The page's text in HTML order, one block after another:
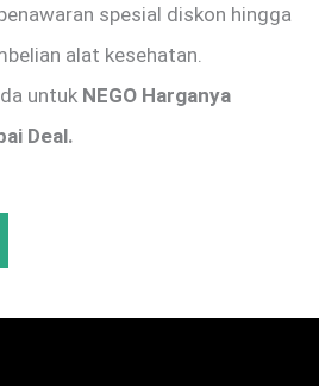
spesial diskon hingga
alat kesehatan.
untuk NEGO Harganya
Deal.